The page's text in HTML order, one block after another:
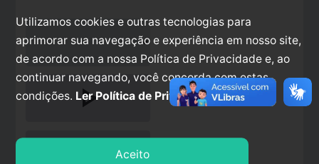
play_arrow
Utilizamos cookies e outras tecnologias para
aprimorar sua navegação e experiência em nosso site,
de acordo com a nossa Política de Privacidade e, ao
continuar navegando, você concorda com estas
condições. Ler Política de Privacidade.
Aceito